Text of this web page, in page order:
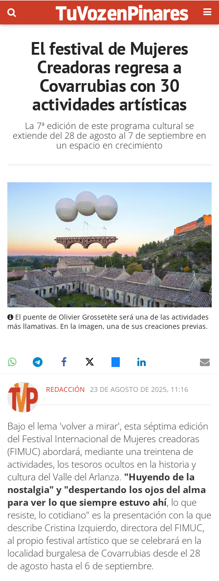
El festival de Mujeres
Creadoras regresa a
Covarrubias con 30
actividades artísticas
La 7ª edición de este programa cultural se
extiende del 28 de agosto al 7 de septiembre en
un espacio en crecimiento
El puente de Olivier Grossetète será una de las actividades
más llamativas. En la imagen, una de sus creaciones previas.
REDACCIÓN 23 DE AGOSTO DE 2025, 11:16
Bajo el lema 'volver a mirar', esta séptima edición
del Festival Internacional de Mujeres creadoras
(FIMUC) abordará, mediante una treintena de
actividades, los tesoros ocultos en la historia y
cultura del Valle del Arlanza. "Huyendo de la
nostalgia" y "despertando los ojos del alma
para ver lo que siempre estuvo ahí, lo que
resiste, lo cotidiano" es la presentación con la que
describe Cristina Izquierdo, directora del FIMUC,
al propio festival artístico que se celebrará en la
localidad burgalesa de Covarrubias desde el 28
de agosto hasta el 6 de septiembre.